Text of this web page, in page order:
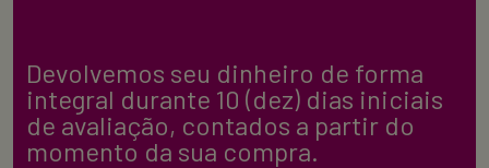
Devolvemos seu dinheiro de forma
integral durante 10 (dez) dias iniciais
de avaliação, contados a partir do
momento da sua compra.